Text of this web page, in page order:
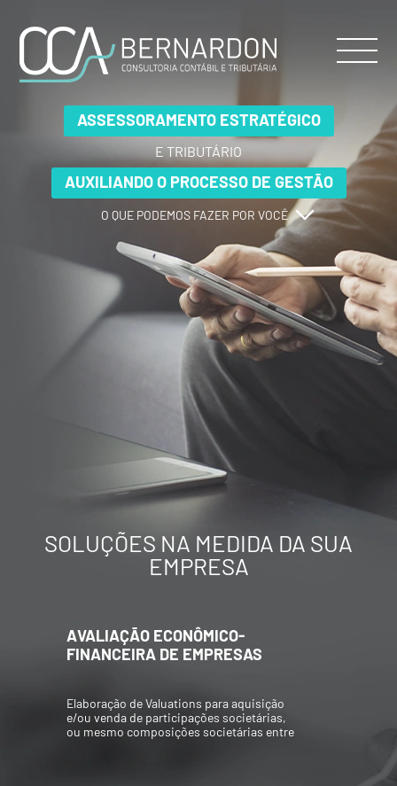
ASSESSORAMENTO ESTRATÉGICO
E TRIBUTÁRIO
AUXILIANDO O PROCESSO DE GESTÃO
O QUE PODEMOS FAZER POR VOCÊ
ASSESSORAMENTO ESTRATÉGICO
E TRIBUTÁRIO
AUXILIANDO O PROCESSO DE GESTÃO
O QUE PODEMOS FAZER POR VOCÊ
ASSESSORAMENTO ESTRATÉGICO
E TRIBUTÁRIO
AUXILIANDO O PROCESSO DE GESTÃO
O QUE PODEMOS FAZER POR VOCÊ
SOLUÇÕES NA MEDIDA DA SUA
EMPRESA
AVALIAÇÃO ECONÔMICO-
FINANCEIRA DE EMPRESAS
Elaboração de Valuations para aquisição
e/ou venda de participações societárias,
ou mesmo composições societárias entre